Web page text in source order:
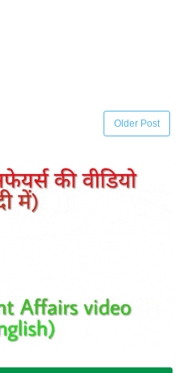
Older Post